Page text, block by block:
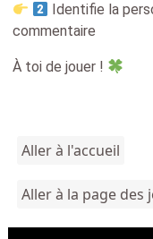
Identifie la
commentaire
À toi de jouer !
Aller à l'accueil
Aller à la page des